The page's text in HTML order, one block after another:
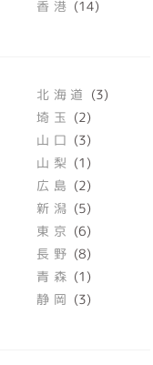
香港 (14)
北海道 (3)
埼玉 (2)
山口 (3)
山梨 (1)
広島 (2)
新潟 (5)
東京 (6)
長野 (8)
青森 (1)
静岡 (3)